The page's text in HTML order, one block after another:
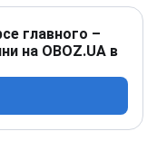
главного –
на OBOZ.UA в